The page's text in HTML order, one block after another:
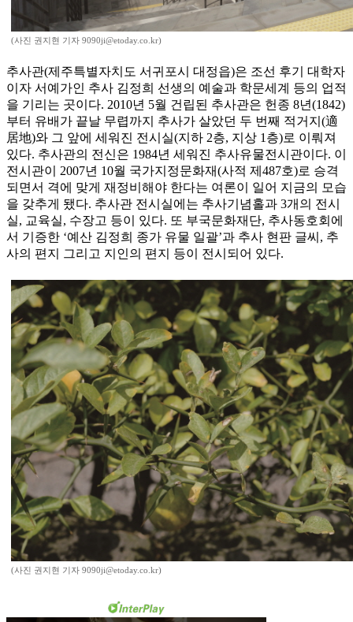
(사진 권지현 기자 9090ji@etoday.co.kr)
추사관(제주특별자치도 서귀포시 대정읍)은 조선 후기 대학자
이자 서예가인 추사 김정희 선생의 예술과 학문세계 등의 업적
을 기리는 곳이다. 2010년 5월 건립된 추사관은 헌종 8년(1842)
부터 유배가 끝날 무렵까지 추사가 살았던 두 번째 적거지(適
居地)와 그 앞에 세워진 전시실(지하 2층, 지상 1층)로 이뤄져
있다. 추사관의 전신은 1984년 세워진 추사유물전시관이다. 이
전시관이 2007년 10월 국가지정문화재(사적 제487호)로 승격
되면서 격에 맞게 재정비해야 한다는 여론이 일어 지금의 모습
을 갖추게 됐다. 추사관 전시실에는 추사기념홀과 3개의 전시
실, 교육실, 수장고 등이 있다. 또 부국문화재단, 추사동호회에
서 기증한 ‘예산 김정희 종가 유물 일괄’과 추사 현판 글씨, 추
사의 편지 그리고 지인의 편지 등이 전시되어 있다.
(사진 권지현 기자 9090ji@etoday.co.kr)